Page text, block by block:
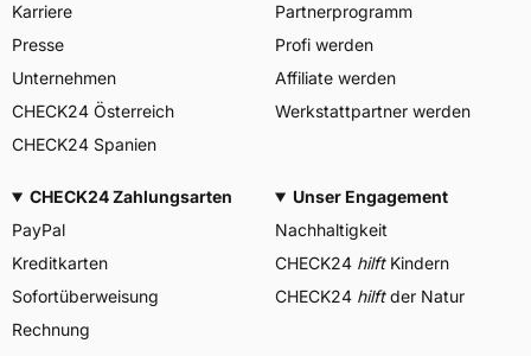
Karriere
Presse
Unternehmen
CHECK24 Österreich
CHECK24 Spanien
Partnerprogramm
Profi werden
Affiliate werden
Werkstattpartner werden
CHECK24 Zahlungsarten
PayPal
Kreditkarten
Sofortüberweisung
Rechnung
Unser Engagement
Nachhaltigkeit
CHECK24 hilftKindern
CHECK24 hilftder Natur